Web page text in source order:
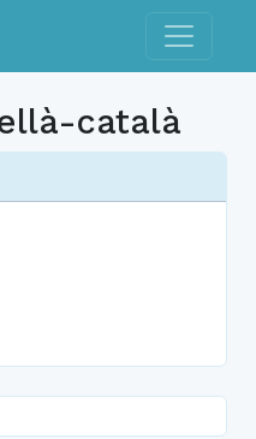
Toggle
català